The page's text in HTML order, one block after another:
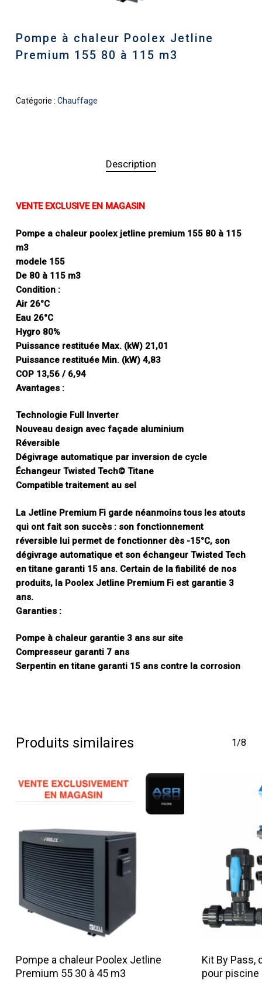
Pompe à chaleur Poolex Jetline
Premium 155 80 à 115 m3
Catégorie : Chauffage
Description
VENTE EXCLUSIVE EN MAGASIN
Pompe a chaleur poolex jetline premium 155 80 à 115
m3
modele 155
De 80 à 115 m3
Condition :
Air 26°C
Eau 26°C
Hygro 80%
Puissance restituée Max. (kW) 21,01
Puissance restituée Min. (kW) 4,83
COP 13,56 / 6,94
Avantages :
Technologie Full Inverter
Nouveau design avec façade aluminium
Réversible
Dégivrage automatique par inversion de cycle
Échangeur Twisted Tech© Titane
Compatible traitement au sel
La Jetline Premium Fi garde néanmoins tous les atouts
qui ont fait son succès : son fonctionnement
réversible lui permet de fonctionner dès -15°C, son
dégivrage automatique et son échangeur Twisted Tech
en titane garanti 15 ans. Certain de la fiabilité de nos
produits, la Poolex Jetline Premium Fi est garantie 3
ans.
Garanties :
Pompe à chaleur garantie 3 ans sur site
Compresseur garanti 7 ans
Serpentin en titane garanti 15 ans contre la corrosion
Produits similaires 1/8
Lire La Suite
Pompe a chaleur Poolex Jetline
Premium 55 30 à 45 m3
Kit By Pass,
pour piscine